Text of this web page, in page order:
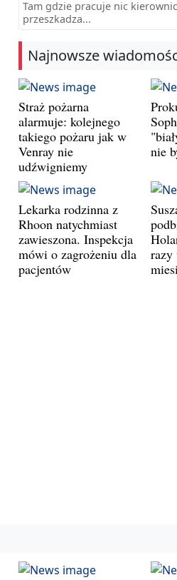
Tam gdzie pracuje nic
przeszkadza...
Najnowsze
Straż pożarna
alarmuje: kolejnego
takiego pożaru jak w
Venray nie
udźwigniemy
nie
Lekarka rodzinna z
Rhoon natychmiast
zawieszona. Inspekcja
mówi o zagrożeniu dla
pacjentów
razy